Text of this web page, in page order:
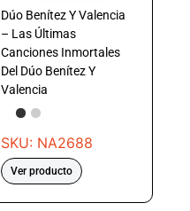
Dúo Benítez Y Valencia
– Las Últimas
Canciones Inmortales
Del Dúo Benítez Y
Valencia
SKU: NA2688
Ver producto